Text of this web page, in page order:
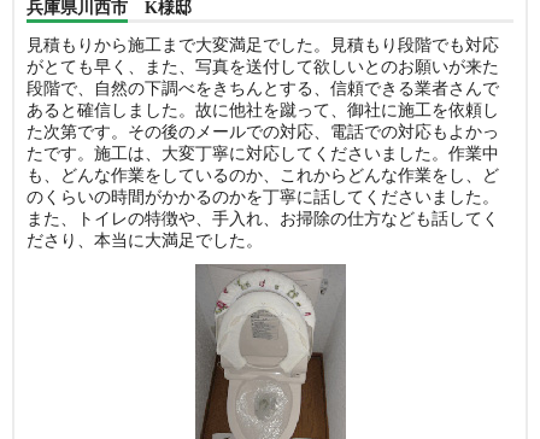
兵庫県川西市 K様邸
見積もりから施工まで大変満足でした。見積もり段階でも対応
がとても早く、また、写真を送付して欲しいとのお願いが来た
段階で、自然の下調べをきちんとする、信頼できる業者さんで
あると確信しました。故に他社を蹴って、御社に施工を依頼し
た次第です。その後のメールでの対応、電話での対応もよかっ
たです。施工は、大変丁寧に対応してくださいました。作業中
も、どんな作業をしているのか、これからどんな作業をし、ど
のくらいの時間がかかるのかを丁寧に話してくださいました。
また、トイレの特徴や、手入れ、お掃除の仕方なども話してく
ださり、本当に大満足でした。